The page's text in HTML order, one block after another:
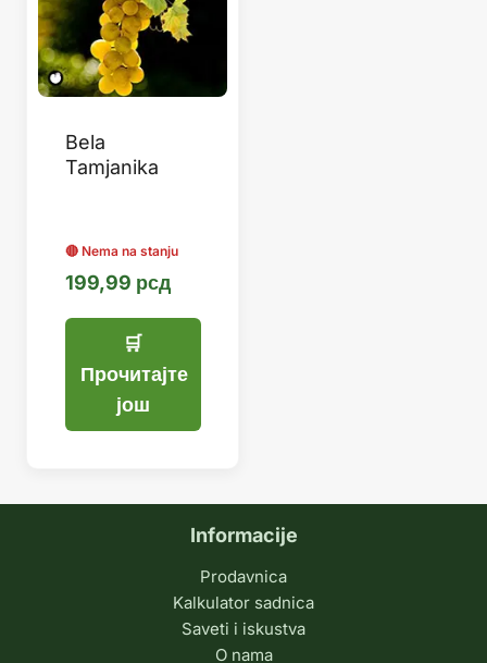
Bela
Tamjanika
199,99 рсд
Прочитајте
још
Informacije
Prodavnica
Kalkulator sadnica
Saveti i iskustva
O nama